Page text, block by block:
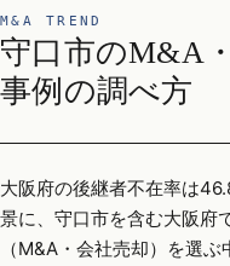
M&A TREND
守口市のM&A
事例の調べ方
大阪府の後継者不在率は
景に、守口市を含む大阪府
（M&A・会社売却）を選